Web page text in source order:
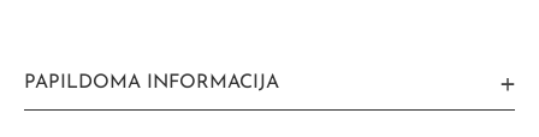
PAPILDOMA INFORMACIJA